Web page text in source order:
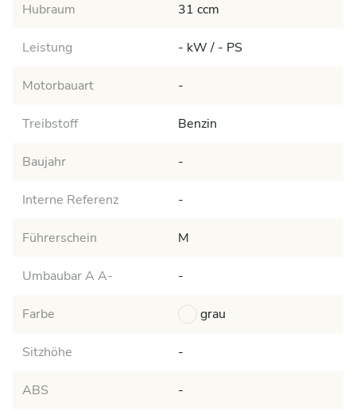
Hubraum 31 ccm
Leistung - kW / - PS
Motorbauart -
Treibstoff Benzin
Baujahr -
Interne Referenz -
Führerschein M
Umbaubar A A- -
Farbe grau
Sitzhöhe -
ABS -